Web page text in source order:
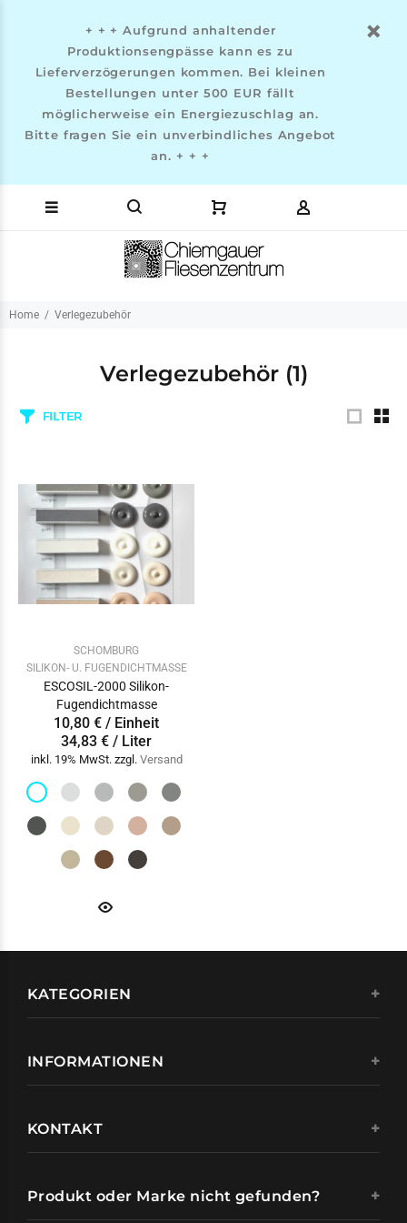
+ + + Aufgrund anhaltender
Produktionsengpässe kann es zu
Lieferverzögerungen kommen. Bei kleinen
Bestellungen unter 500 EUR fällt
möglicherweise ein Energiezuschlag an.
Bitte fragen Sie ein unverbindliches Angebot
an. + + +
Home Verlegezubehör
Verlegezubehör (1)
FILTER
SCHOMBURG
SILIKON- U. FUGENDICHTMASSE
ESCOSIL-2000 Silikon-
Fugendichtmasse
10,80 € / Einheit
34,83 € / Liter
inkl. 19% MwSt. zzgl. Versand
KATEGORIEN
INFORMATIONEN
KONTAKT
Produkt oder Marke nicht gefunden?